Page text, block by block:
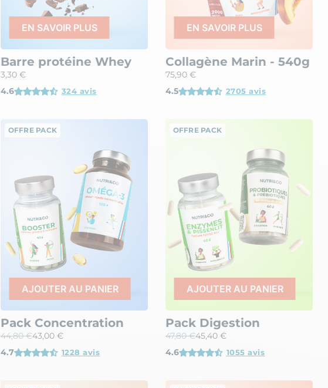
EN SAVOIR PLUS
Barre protéine Whey
3,30 €
4.6
324 avis
EN SAVOIR PLUS
Collagène Marin - 540g
75,90 €
4.5
2705 avis
AJOUTER AU PANIER
Pack Concentration
44,80 €43,00 €
4.7
1228 avis
OFFRE PACK
AJOUTER AU PANIER
Pack Digestion
47,80 €45,40 €
4.6
1055 avis
OFFRE PACK